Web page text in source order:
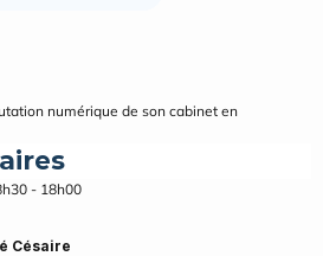
numérique de son cabinet en
- 18h00
Césaire